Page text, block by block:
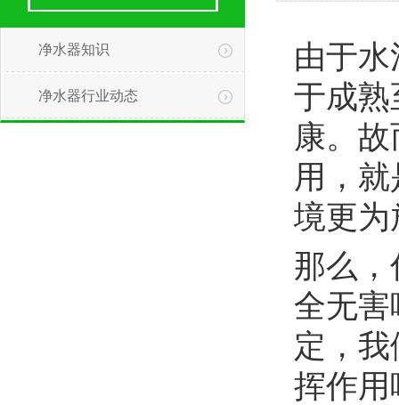
净水器知识
净水器行业动态
由于
于成熟
康。
用，
境更为
那么
全无害
定，
挥作用